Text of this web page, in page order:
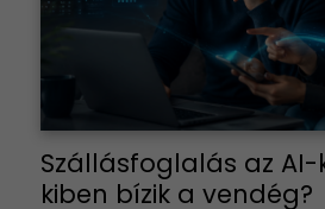
Szállásfoglalás az AI-
kiben bízik a vendég?